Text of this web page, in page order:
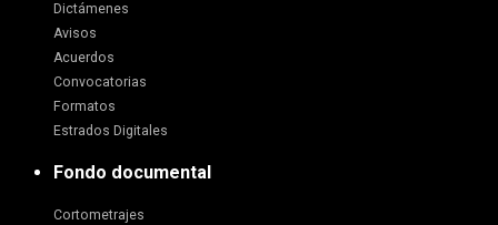
Dictámenes
Avisos
Acuerdos
Convocatorias
Formatos
Estrados Digitales
Fondo documental
Cortometrajes